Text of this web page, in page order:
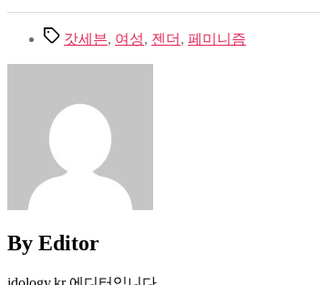
Tags갓세븐, 여성, 젠더 , 페미니즘
By Editor